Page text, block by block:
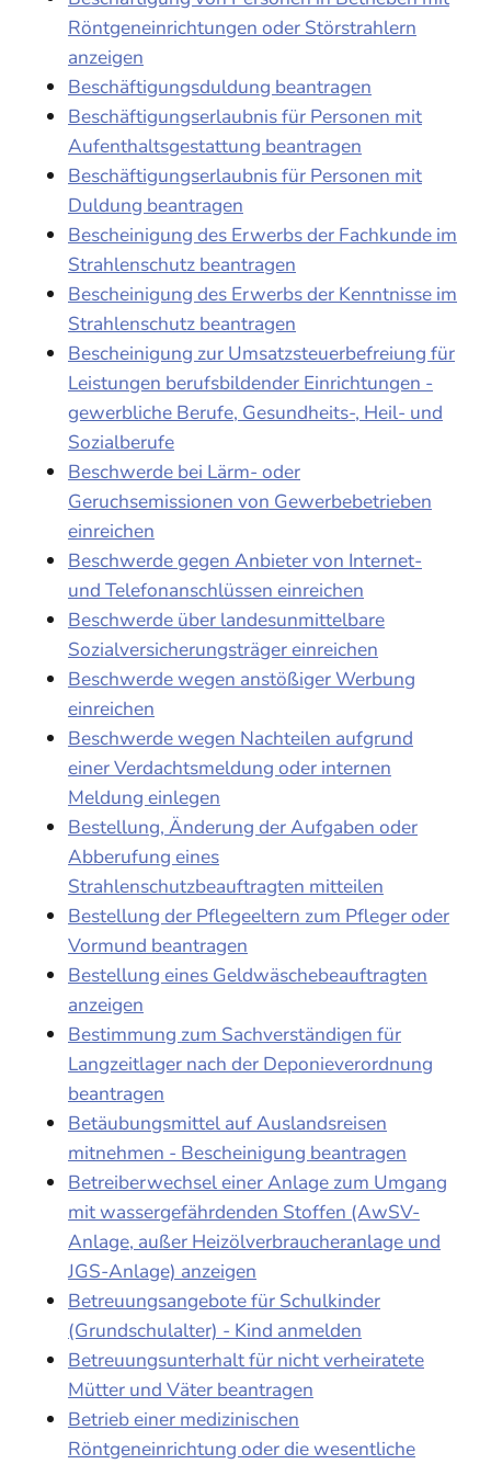
Röntgeneinrichtungen oder Störstrahlern
anzeigen
Beschäftigungsduldung beantragen
Beschäftigungserlaubnis für Personen mit
Aufenthaltsgestattung beantragen
Beschäftigungserlaubnis für Personen mit
Duldung beantragen
Bescheinigung des Erwerbs der Fachkunde im
Strahlenschutz beantragen
Bescheinigung des Erwerbs der Kenntnisse im
Strahlenschutz beantragen
Bescheinigung zur Umsatzsteuerbefreiung für
Leistungen berufsbildender Einrichtungen -
gewerbliche Berufe, Gesundheits-, Heil- und
Sozialberufe
Beschwerde bei Lärm- oder
Geruchsemissionen von Gewerbebetrieben
einreichen
Beschwerde gegen Anbieter von Internet-
und Telefonanschlüssen einreichen
Beschwerde über landesunmittelbare
Sozialversicherungsträger einreichen
Beschwerde wegen anstößiger Werbung
einreichen
Beschwerde wegen Nachteilen aufgrund
einer Verdachtsmeldung oder internen
Meldung einlegen
Bestellung, Änderung der Aufgaben oder
Abberufung eines
Strahlenschutzbeauftragten mitteilen
Bestellung der Pflegeeltern zum Pfleger oder
Vormund beantragen
Bestellung eines Geldwäschebeauftragten
anzeigen
Bestimmung zum Sachverständigen für
Langzeitlager nach der Deponieverordnung
beantragen
Betäubungsmittel auf Auslandsreisen
mitnehmen - Bescheinigung beantragen
Betreiberwechsel einer Anlage zum Umgang
mit wassergefährdenden Stoffen (AwSV-
Anlage, außer Heizölverbraucheranlage und
JGS-Anlage) anzeigen
Betreuungsangebote für Schulkinder
(Grundschulalter) - Kind anmelden
Betreuungsunterhalt für nicht verheiratete
Mütter und Väter beantragen
Betrieb einer medizinischen
Röntgeneinrichtung oder die wesentliche